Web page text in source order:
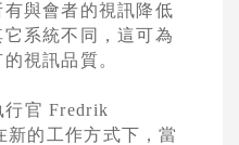
與會者的視訊降低
系統不同，這可為
視訊品質。
行官 Fredrik
新的工作方式下，當